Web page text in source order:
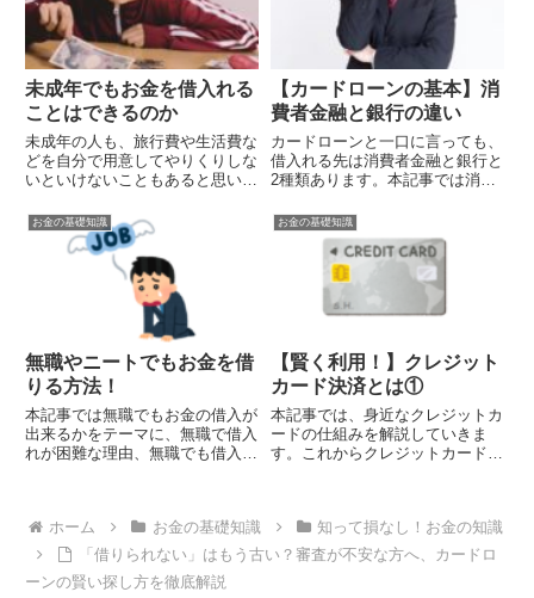
未成年でもお金を借入れる
ことはできるのか
未成年の人も、旅行費や生活費な
どを自分で用意してやりくりしな
いといけないこともあると思いま
ついて見ていきましょう。
【カードローンの基本】消
費者金融と銀行の違い
カードローンと一口に言っても、
借入れる先は消費者金融と銀行と
2種類あります。本記事では消費
ローンの違いを解説していきま
お金の基礎知識
無職やニートでもお金を借
りる方法！
本記事では無職でもお金の借入が
出来るかをテーマに、無職で借入
れが困難な理由、無職でも借入の
お金の基礎知識
【賢く利用！】クレジット
カード決済とは①
本記事では、身近なクレジットカ
ードの仕組みを解説していきま
す。これからクレジットカードを
ホーム お金の基礎知識
知って損なし！お金の知識
「借りられない」はもう古い？審査が不安な方へ、カードロ
ーンの賢い探し方を徹底解説